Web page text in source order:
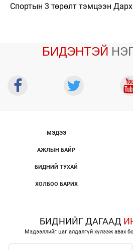
Спортын 3 төрөлт тэмцээн
БИДЭНТЭЙ
МЭДЭЭ
АЖЛЫН БАЙР
БИДНИЙ ТУХАЙ
ХОЛБОО БАРИХ
БИДНИЙГ ДАГААД
Мэдээллийг цаг алдалгүй хүлээж авах